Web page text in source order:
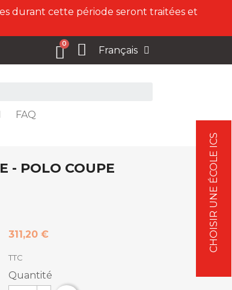
durant cette période seront traitées et
Français
FAQ
- POLO COUPE
311,20 €
TTC
Quantité
CHOISIR UNE ÉCOLE ICS